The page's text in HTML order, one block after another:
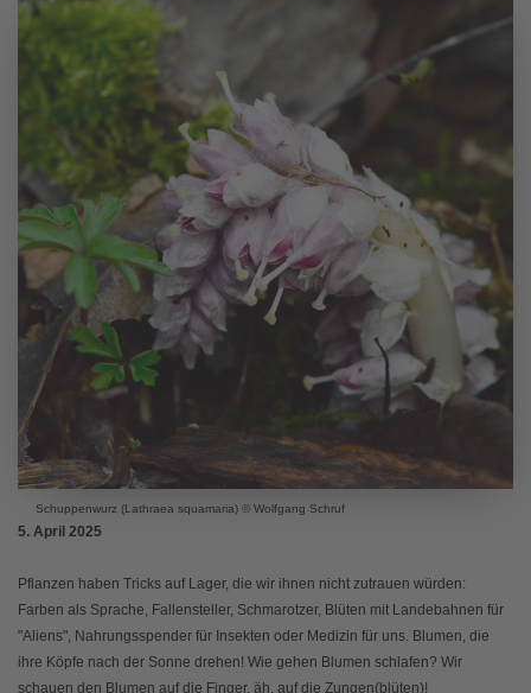
Schuppenwurz (Lathraea squamaria) © Wolfgang Schruf
5. April 2025
Pflanzen haben Tricks auf Lager, die wir ihnen nicht zutrauen würden:
Farben als Sprache, Fallensteller, Schmarotzer, Blüten mit Landebahnen für
"Aliens", Nahrungsspender für Insekten oder Medizin für uns. Blumen, die
ihre Köpfe nach der Sonne drehen! Wie gehen Blumen schlafen? Wir
schauen den Blumen auf die Finger, äh, auf die Zungen(blüten)!